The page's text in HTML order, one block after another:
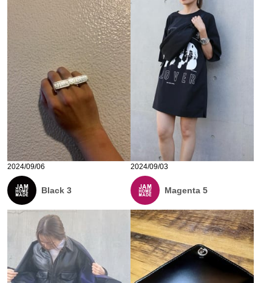
2024/09/06
Black 3
2024/09/03
Magenta 5